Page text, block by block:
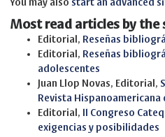
You may also start an advanced
Most read articles by the
Editorial, Reseñas
Editorial, Reseñas
adolescentes
Juan Llop Novas, Editorial,
Revista
Editorial,
II Congreso
exigencias y posibilidades